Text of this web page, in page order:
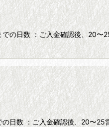
の日数 ：ご入金確認後、20〜
日数 ：ご入金確認後、20〜25